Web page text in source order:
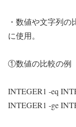
・数値や文字列
に使用。
①数値の比較の例
INTEGER1 -eq
INTEGER1 -ge